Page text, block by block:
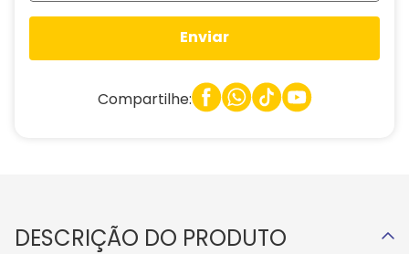
Enviar
Compartilhe:
DESCRIÇÃO DO PRODUTO